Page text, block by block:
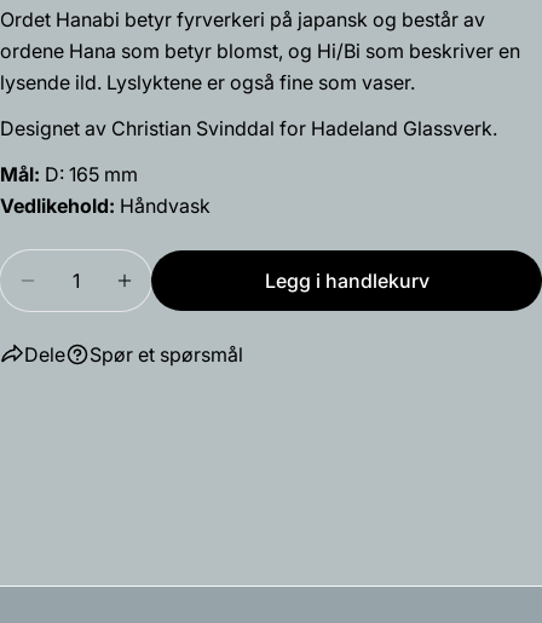
Ordet Hanabi betyr fyrverkeri på japansk og består av
ordene Hana som betyr blomst, og Hi/Bi som beskriver en
lysende ild. Lyslyktene er også fine som vaser.
Designet av Christian Svinddal for Hadeland Glassverk.
Mål: D: 165 mm
Vedlikehold: Håndvask
Mengde
Reduser antallet for Hanabi stormlykt (20,5 cm)
Øk antallet for Hanabi stormlykt (20,5
Legg i handlekurv
Dele
Dele
Kopiere
Del
Facebook
Del
på
X
Fest
Pinterest
Spør et spørsmål
telefon
Din
beskjed
Feltene merket med * er obligatoriske.